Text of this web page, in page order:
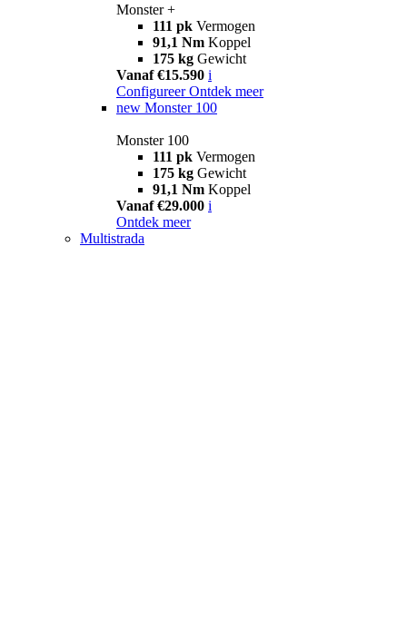
Monster +
111 pk Vermogen
91,1 Nm Koppel
175 kg Gewicht
Vanaf €15.590 i
Configureer Ontdek meer
new Monster 100
Monster 100
111 pk Vermogen
175 kg Gewicht
91,1 Nm Koppel
Vanaf €29.000 i
Ontdek meer
Multistrada